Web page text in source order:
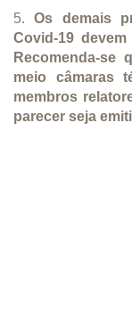
5.Os demais
Covid-19
Recomenda-se
meio câmaras
membros
parecer seja